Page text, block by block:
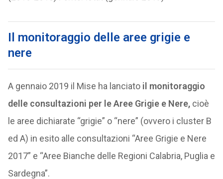
Il monitoraggio delle aree grigie e
nere
A gennaio 2019 il Mise ha lanciato il monitoraggio
delle consultazioni per le Aree Grigie e Nere,cioè
le aree dichiarate “grigie” o “nere” (ovvero i cluster B
ed A) in esito alle consultazioni “Aree Grigie e Nere
2017” e “Aree Bianche delle Regioni Calabria, Puglia e
Sardegna”.